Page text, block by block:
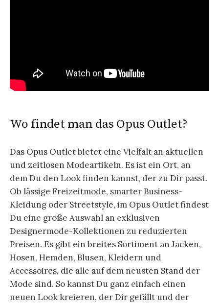
Wo findet man das Opus Outlet?
Das Opus Outlet bietet eine Vielfalt an aktuellen
und zeitlosen Modeartikeln. Es ist ein Ort, an
dem Du den Look finden kannst, der zu Dir passt.
Ob lässige Freizeitmode, smarter Business-
Kleidung oder Streetstyle, im Opus Outlet findest
Du eine große Auswahl an exklusiven
Designermode-Kollektionen zu reduzierten
Preisen. Es gibt ein breites Sortiment an Jacken,
Hosen, Hemden, Blusen, Kleidern und
Accessoires, die alle auf dem neusten Stand der
Mode sind. So kannst Du ganz einfach einen
neuen Look kreieren, der Dir gefällt und der